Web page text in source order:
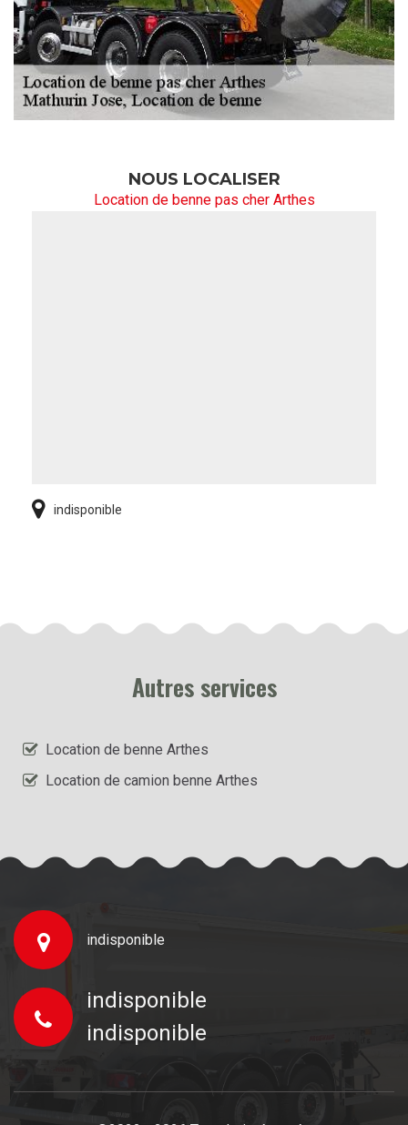
NOUS LOCALISER
Location de benne pas cher Arthes
indisponible
Autres services
Location de benne Arthes
Location de camion benne Arthes
indisponible
indisponible
indisponible